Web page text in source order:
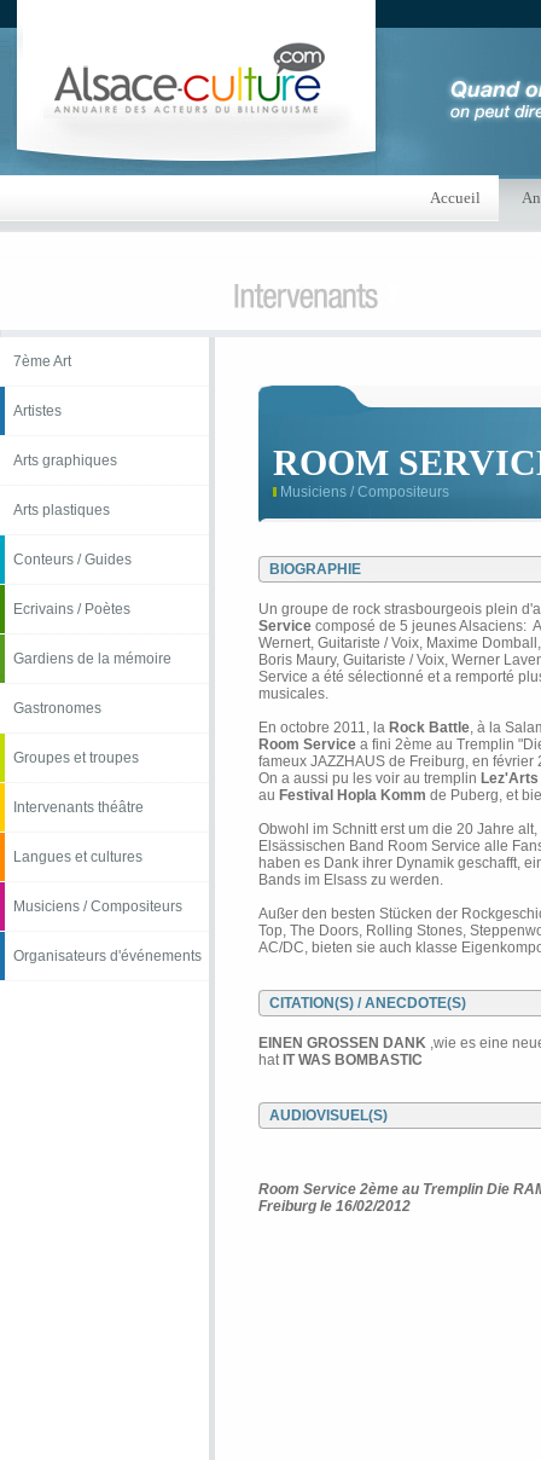
Accueil
7ème Art
Artistes
Arts graphiques
Arts plastiques
Conteurs / Guides
Ecrivains / Poètes
Gardiens de la mémoire
Gastronomes
Groupes et troupes
Intervenants théâtre
Langues et cultures
Musiciens / Compositeurs
Organisateurs d'événements
ROOM
Musiciens / Compositeurs
BIOGRAPHIE
Un groupe de rock strasbourgeois plein
Service composé de 5 jeunes Alsaciens:
Wernert, Guitariste / Voix, Maxime
Boris Maury, Guitariste / Voix, Werner
Service a été sélectionné et a remporté
musicales.
En octobre 2011, la Rock Battle, à la
Room Service a fini 2ème au Tremplin
fameux JAZZHAUS de Freiburg, en février
On a aussi pu les voir au tremplin
au Festival Hopla Komm de Puberg, et
Obwohl im Schnitt erst um die 20 Jahre
Elsässischen Band Room Service alle
haben es Dank ihrer Dynamik geschafft,
Bands im Elsass zu werden.
Außer den besten Stücken der
Top, The Doors, Rolling Stones,
AC/DC, bieten sie auch klasse
CITATION(S) / ANECDOTE(S)
EINEN GROSSEN DANK ,wie es eine
hatIT WAS BOMBASTIC
AUDIOVISUEL(S)
Room Service 2ème au Tremplin Die
Freiburg le 16/02/2012